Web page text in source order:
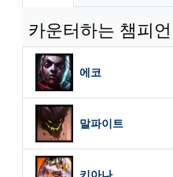
카운터하는 챔피언
에코
말파이트